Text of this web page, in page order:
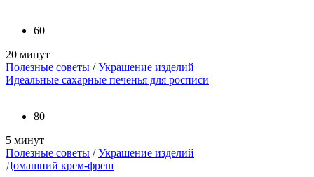
60
20 минут
Полезные советы /Украшение изделий
Идеальные сахарные печенья для росписи
80
5 минут
Полезные советы /Украшение изделий
Домашний крем-фреш